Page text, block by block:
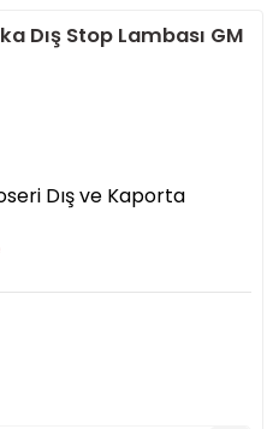
Dış Stop Lambası GM
Dış ve Kaporta